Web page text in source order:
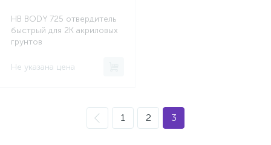
HB BODY 725 отвердитель
быстрый для 2К акриловых
грунтов
Не указана цена
1 2 3